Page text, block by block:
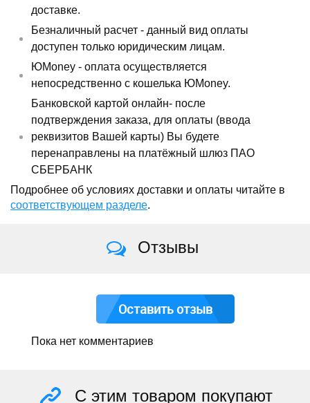
доставке.
Безналичный расчет - данный вид оплаты
доступен только юридическим лицам.
ЮMoney - оплата осуществляется
непосредственно с кошелька ЮMoney.
Банковской картой онлайн- после
подтверждения заказа, для оплаты (ввода
реквизитов Вашей карты) Вы будете
перенаправлены на платёжный шлюз ПАО
СБЕРБАНК
Подробнее об условиях доставки и оплаты читайте в
соответствующем разделе.
Отзывы
Оставить отзыв
Пока нет комментариев
С этим товаром покупают